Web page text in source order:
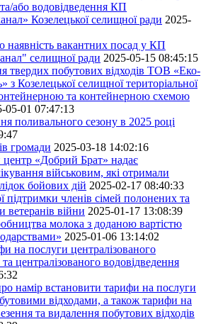
або водовідведення КП
Козелецької селищної ради 2025-
вакантних посад у КП
селищної ради 2025-05-15 08:45:15
твердих побутових відходів ТОВ «Еко-
з Козелецької селищної територіальної
та контейнерною схемою
05-01 07:47:13
поливального сезону в 2025 році
громади 2025-03-18 14:02:16
центр «Добрий Брат» надає
військовим, які отримали
бойових дій 2025-02-17 08:40:33
підтримки членів сімей полонених та
ветеранів війни 2025-01-17 13:08:39
молока з доданою вартістю
2025-01-06 13:14:02
на послуги централізованого
централізованого водовідведення
намір встановити тарифи на послуги
відходами, а також тарифи на
та видалення побутових відходів